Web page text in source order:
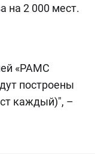
на 2 000 мест.
«РАМС
построены
каждый)", –